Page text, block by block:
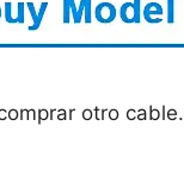
otro cable.